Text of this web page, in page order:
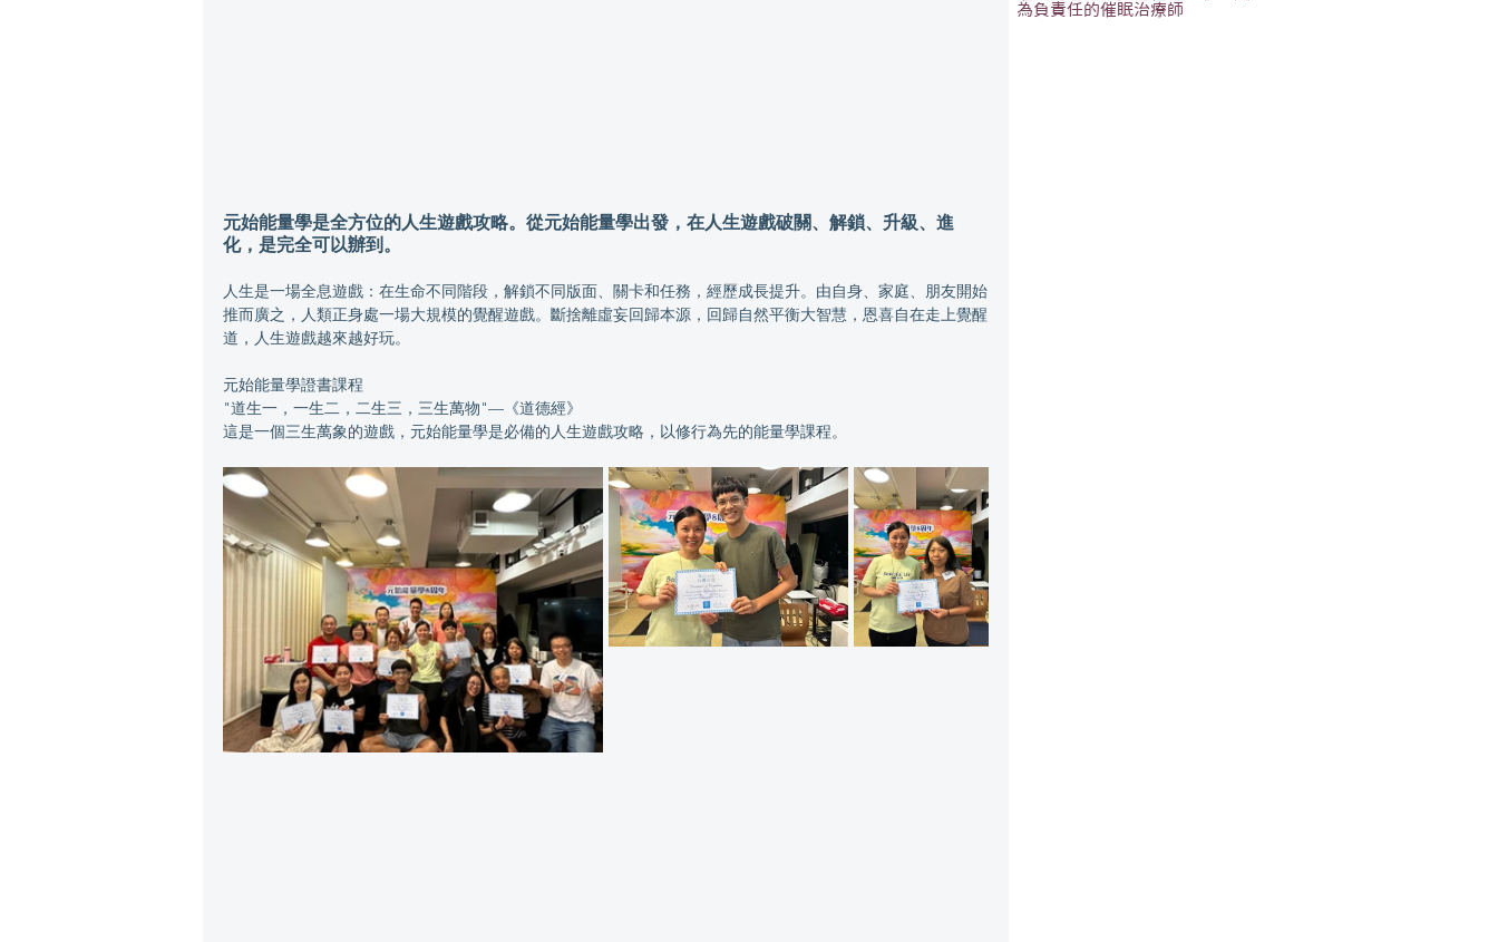
元始能量學是全方位的人生遊戲攻略。從元始能量學出發，在人生遊戲破關、解鎖、升級、進
化，是完全可以辦到。
人生是一場全息遊戲：在生命不同階段，解鎖不同版面、關卡和任務，經歷成長提升。由自身、家庭、朋友開始
推而廣之，人類正身處一場大規模的覺醒遊戲。斷捨離虛妄回歸本源，回歸自然平衡大智慧，恩喜自在走上覺醒
道，人生遊戲越來越好玩。
元始能量學證書課程
"道生一，一生二，二生三，三生萬物"—《道德經》
​​這是一個三生萬象的遊戲，元始能量學是必備的人生遊戲攻略，以修行為先的能量學課程。
為負責任的催眠治療師